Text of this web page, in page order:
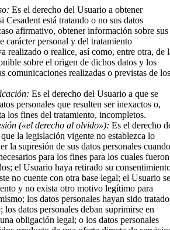
Es el derecho del Usuario a obtener
Cesadent está tratando o no sus datos
afirmativo, obtener información sobre sus
carácter personal y del tratamiento
realizado o realice, así como, entre otra, de
sobre el origen de dichos datos y los
comunicaciones realizadas o previstas de los
Es el derecho del Usuario a que se
personales que resulten ser inexactos o,
los fines del tratamiento, incompletos.
(«el derecho al olvido»): Es el derecho
la legislación vigente no establezca lo
la supresión de sus datos personales cuando
para los fines para los cuales fueron
el Usuario haya retirado su
no cuente con otra base legal; el Usuario se
y no exista otro motivo legítimo para
los datos personales hayan sido
los datos personales deban suprimirse en
obligación legal; o los datos personales